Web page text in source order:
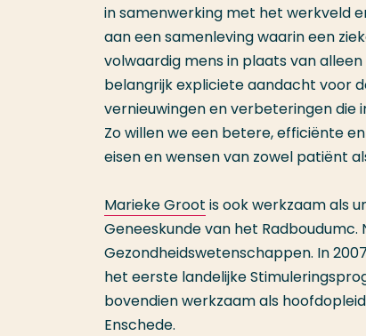
in samenwerking met het werkveld
aan een samenleving waarin een
volwaardig mens in plaats van
belangrijk expliciete aandacht voor
vernieuwingen en verbeteringen die
Zo willen we een betere, efficiënte
eisen en wensen van zowel patiënt
Marieke Groot is ook werkzaam als
Geneeskunde van het
Gezondheidswetenschappen. In
het eerste landelijke
bovendien werkzaam als
Enschede.